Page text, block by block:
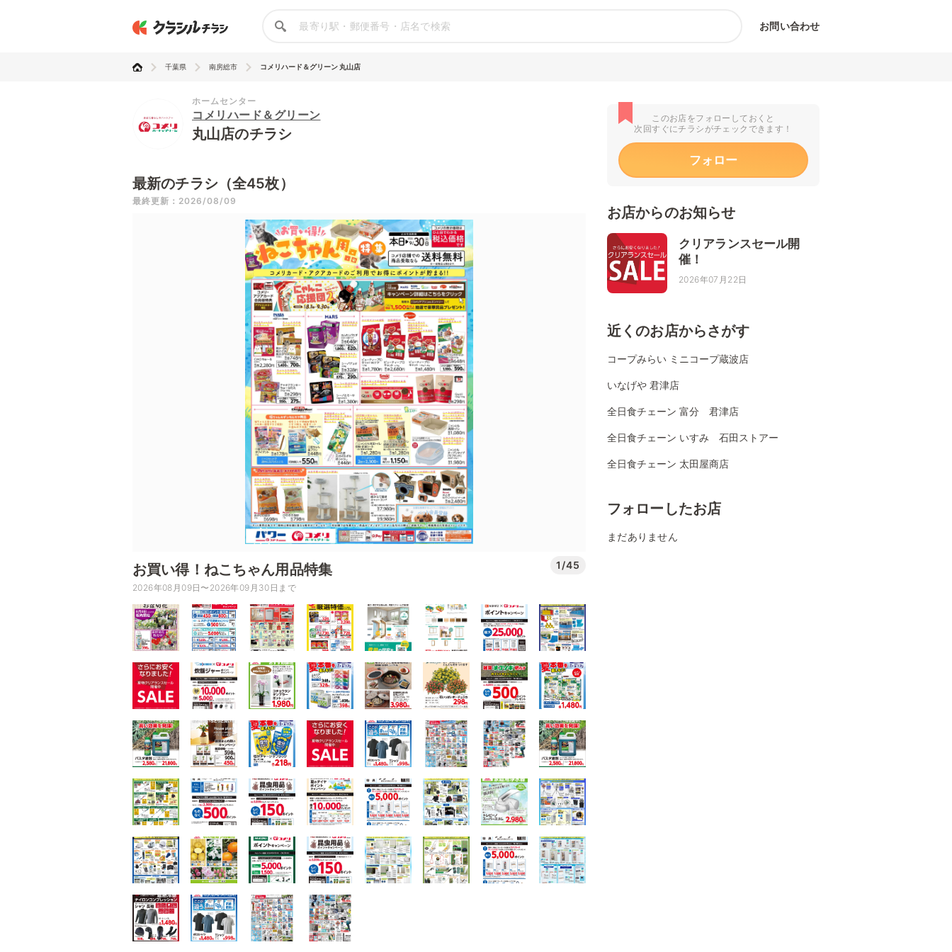
お問い合わせ
千葉県 南房総市 コメリハード＆グリーン 丸山店
ホームセンター
コメリハード＆グリーン
丸山店のチラシ
最新のチラシ（全45枚）
最終更新：2026/08/09
お買い得！ねこちゃん用品特集 1/45
2026年08月09日〜2026年09月30日まで
このお店をフォローしておくと
次回すぐにチラシがチェックできます！
フォロー
お店からのお知らせ
クリアランスセール開
催！
2026年07月22日
近くのお店からさがす
コープみらい ミニコープ蔵波店
いなげや 君津店
全日食チェーン 富分 君津店
全日食チェーン いすみ 石田ストアー
全日食チェーン 太田屋商店
フォローしたお店
まだありません